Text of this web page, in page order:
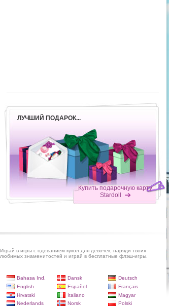
ЛУЧШИЙ ПОДАРОК...
Купить подарочную карту
Stardoll
Играй в игры с одеванием кукол для девочек, наряди твоих
любимых знаменитостей и играй в бесплатные флэш-игры.
Bahasa Ind. Dansk
Deutsch
English
Español
Français
Hrvatski
Italiano
Magyar
Nederlands
Norsk Polski